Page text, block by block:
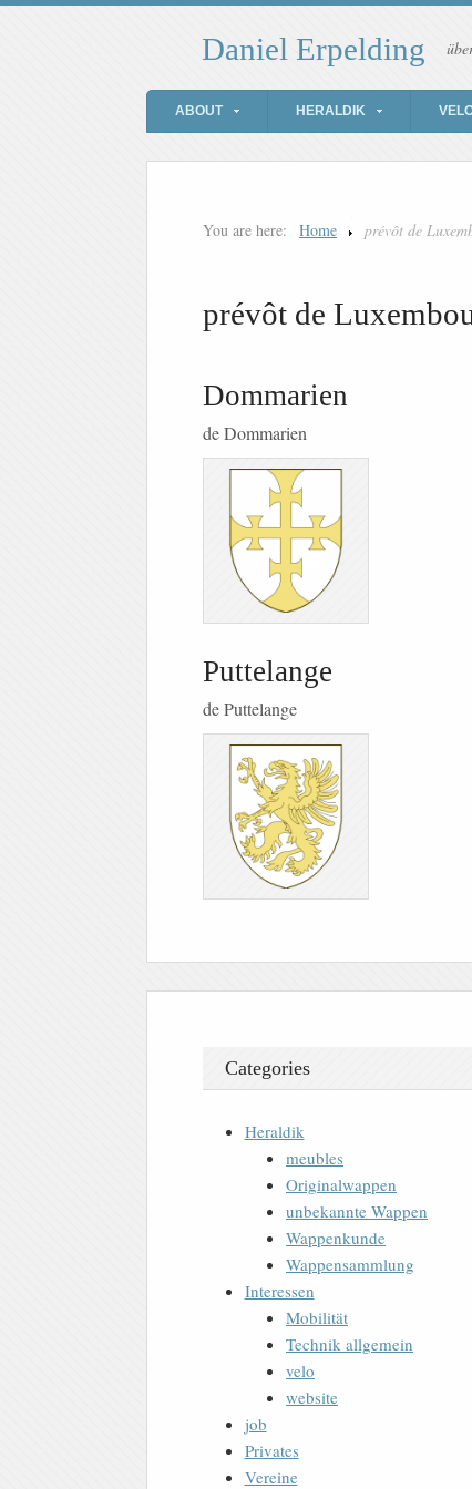
Daniel Erpelding
ABOUT HERALDIK
You are here: Home prévôt de
prévôt de
Dommarien
de Dommarien
Puttelange
de Puttelange
Categories
Heraldik
meubles
Originalwappen
unbekannte Wappen
Wappenkunde
Wappensammlung
Interessen
Mobilität
Technik allgemein
velo
website
job
Privates
Vereine